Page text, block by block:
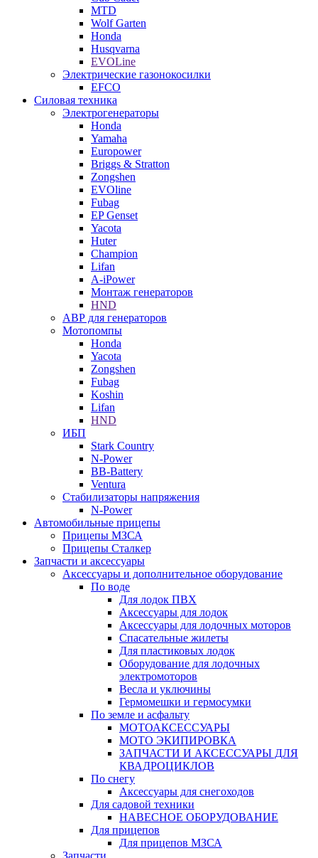
MTD
Wolf Garten
Honda
Husqvarna
EVOLine
Электрические газонокосилки
EFCO
Силовая техника
Электрогенераторы
Honda
Yamaha
Europower
Briggs & Stratton
Zongshen
EVOline
Fubag
EP Genset
Yacota
Huter
Champion
Lifan
A-iPower
Монтаж генераторов
HND
АВР для генераторов
Мотопомпы
Honda
Yacota
Zongshen
Fubag
Koshin
Lifan
HND
ИБП
Stark Country
N-Power
BB-Battery
Ventura
Стабилизаторы напряжения
N-Power
Автомобильные прицепы
Прицепы МЗСА
Прицепы Сталкер
Запчасти и аксессуары
Аксессуары и дополнительное оборудование
По воде
Для лодок ПВХ
Аксессуары для лодок
Аксессуары для лодочных моторов
Спасательные жилеты
Для пластиковых лодок
Оборудование для лодочных
электромоторов
Весла и уключины
Гермомешки и гермосумки
По земле и асфальту
МОТОАКСЕССУАРЫ
МОТО ЭКИПИРОВКА
ЗАПЧАСТИ И АКСЕССУАРЫ ДЛЯ
КВАДРОЦИКЛОВ
По снегу
Аксессуары для снегоходов
Для садовой техники
НАВЕСНОЕ ОБОРУДОВАНИЕ
Для прицепов
Для прицепов МЗСА
Запчасти